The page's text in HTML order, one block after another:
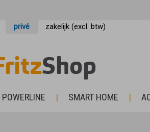
privé zakelijk (excl. btw)
POWERLINE SMART HOME